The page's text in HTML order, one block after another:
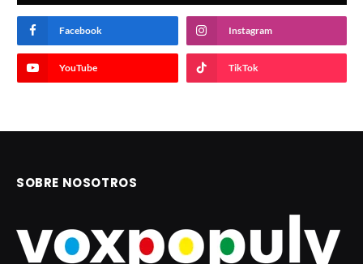
Facebook Instagram
YouTube TikTok
SOBRE NOSOTROS